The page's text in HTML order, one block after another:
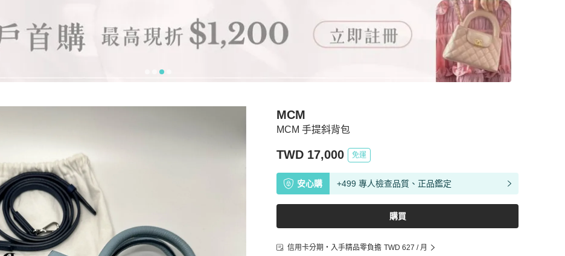
MCM 手提斜背包
MCM
TWD 17,000 免運
安心購 +499 專人檢查品質、正品鑑定
購買
信用卡分期・入手精品零負擔 TWD 627 / 月